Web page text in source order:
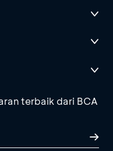
terbaik dari BCA